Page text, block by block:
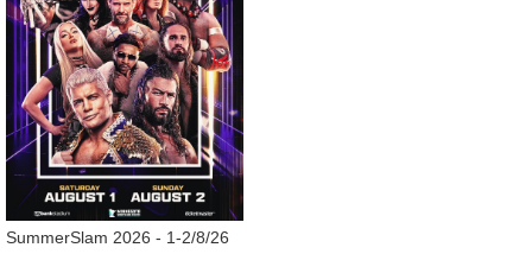
SummerSlam 2026 - 1-2/8/26